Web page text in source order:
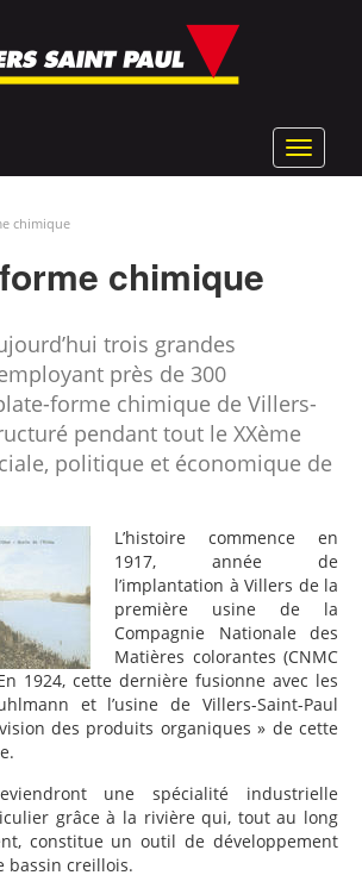
Toggle
chimique
chimique
trois grandes
près de 300
forme chimique de Villers-
pendant tout le XXème
politique et économique de
L’histoire commence en
1917, année de
l’implantation à Villers de la
première usine de la
Compagnie Nationale des
Matières colorantes (CNMC
1924, cette dernière fusionne avec les
et l’usine de Villers-Saint-Paul
des produits organiques » de cette
une spécialité industrielle
grâce à la rivière qui, tout au long
constitue un outil de développement
bassin creillois.